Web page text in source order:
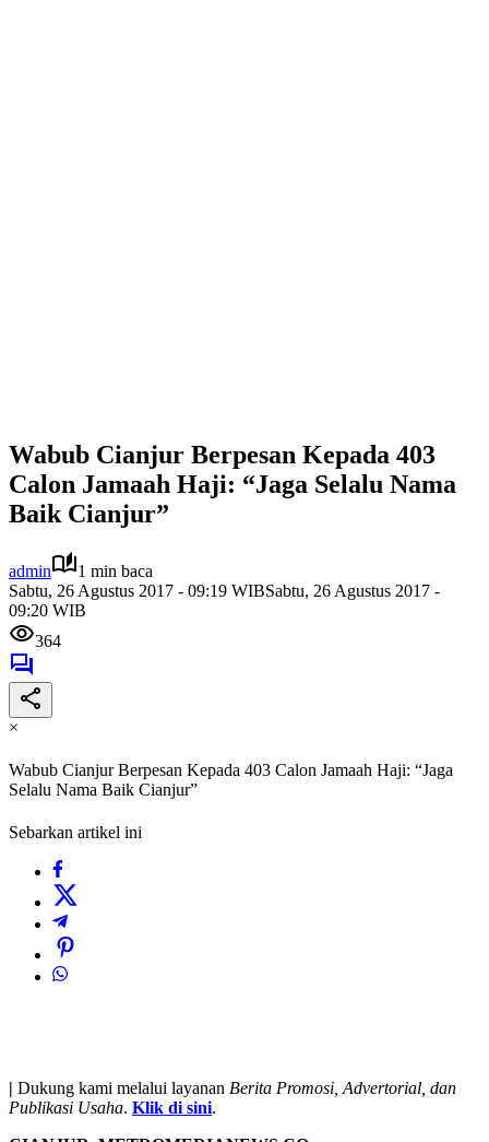
Wabub Cianjur Berpesan Kepada 403
Calon Jamaah Haji: “Jaga Selalu Nama
Baik Cianjur”
admin
1 min baca
Sabtu, 26 Agustus 2017 - 09:19 WIBSabtu, 26 Agustus 2017 -
09:20 WIB
364
×
Wabub Cianjur Berpesan Kepada 403 Calon Jamaah Haji: “Jaga
Selalu Nama Baik Cianjur”
Sebarkan artikel ini
| Dukung kami melalui layanan Berita Promosi, Advertorial, dan
Publikasi Usaha. Klik di sini.